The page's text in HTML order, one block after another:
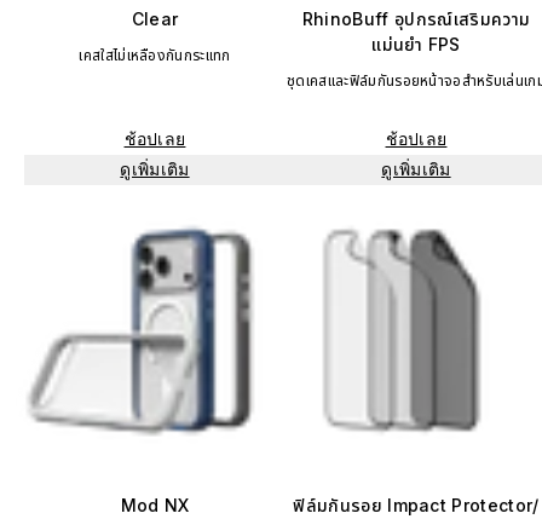
Clear
เคสใสไม่เหลืองกันกระแทก
ช้อปเลย
ดูเพิ่มเติม
RhinoBuff อุปกรณ์เสริมความ
แม่นยำ FPS
ชุดเคสและฟิล์มกันรอยหน้าจอสำหรับเล่นเก
ช้อปเลย
ดูเพิ่มเติม
Mod NX
ฟิล์มกันรอย Impact Protector/